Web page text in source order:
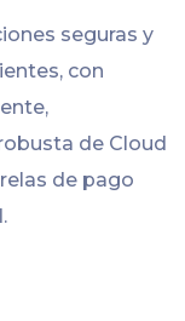
seguras y
con
de Cloud
de pago